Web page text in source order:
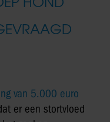
van 5.000 euro
er een stortvloed